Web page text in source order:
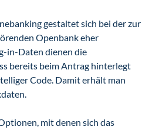
gestaltet sich bei der zur
Openbank eher
in-Daten dienen die
bereits beim Antrag hinterlegt
Code. Damit erhält man
mit denen sich das